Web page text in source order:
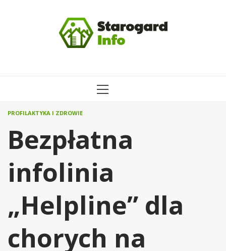
MENU
PROFILAKTYKA I ZDROWIE
Bezpłatna
infolinia
„Helpline” dla
chorych na